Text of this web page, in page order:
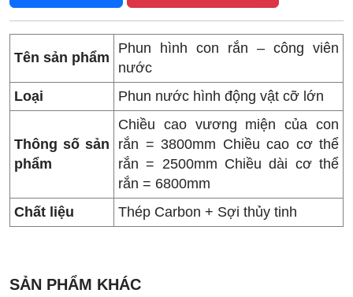
Tên sản phẩm
Phun hình con rắn – công viên
nước
Loại
Phun nước hình động vật cỡ lớn
Thông số sản
phẩm
Chiều cao vương miện của con
rắn = 3800mm Chiều cao cơ thể
rắn = 2500mm Chiều dài cơ thể
rắn = 6800mm
Chất liệu
Thép Carbon + Sợi thủy tinh
SẢN PHẨM KHÁC